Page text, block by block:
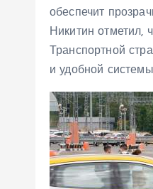
обеспечит
Никитин отметил,
Транспортной
и удобной